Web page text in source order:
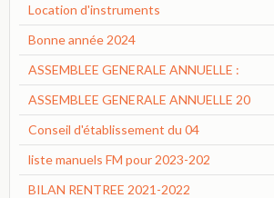
Location d'instruments
Bonne année 2024
ASSEMBLEE GENERALE ANNUELLE :
ASSEMBLEE GENERALE ANNUELLE 20
Conseil d'établissement du 04
liste manuels FM pour 2023-202
BILAN RENTREE 2021-2022